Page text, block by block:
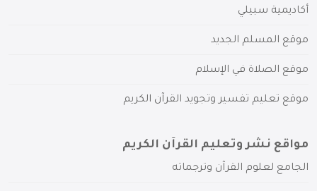
أكاديمية سبيلي
موقع المسلم الجديد
موقع الصلاة في الإسلام
موقع تعليم تفسير وتجويد القرآن الكريم
مواقع نشر وتعليم القرآن الكريم
الجامع لعلوم القرآن وترجماته